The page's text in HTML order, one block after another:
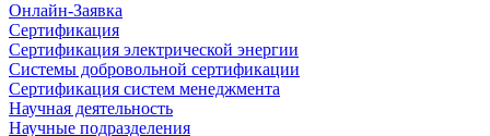
Онлайн-Заявка
Сертификация
Сертификация электрической энергии
Системы добровольной сертификации
Сертификация систем менеджмента
Научная деятельность
Научные подразделения